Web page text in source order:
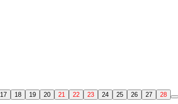
17 18 19 20 21 22 23 24 25 26 27 28